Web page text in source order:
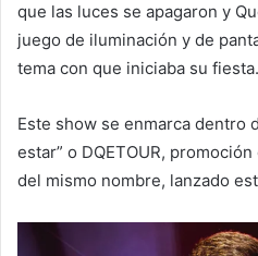
que las luces se apagaron y
juego de iluminación y de
tema con que iniciaba su fiesta.
Este show se enmarca dentro
estar” o DQETOUR,
del mismo nombre, lanzado